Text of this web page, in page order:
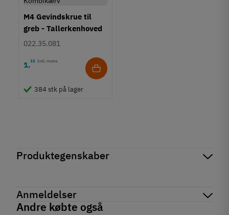
M4 Gevindskrue til
greb - Tallerkenhoved
- Krydskærv
022.35.081
1,15 Inkl. moms
384 stk på lager
Produktegenskaber
Produktinformation
Anmeldelser
Andre købte også